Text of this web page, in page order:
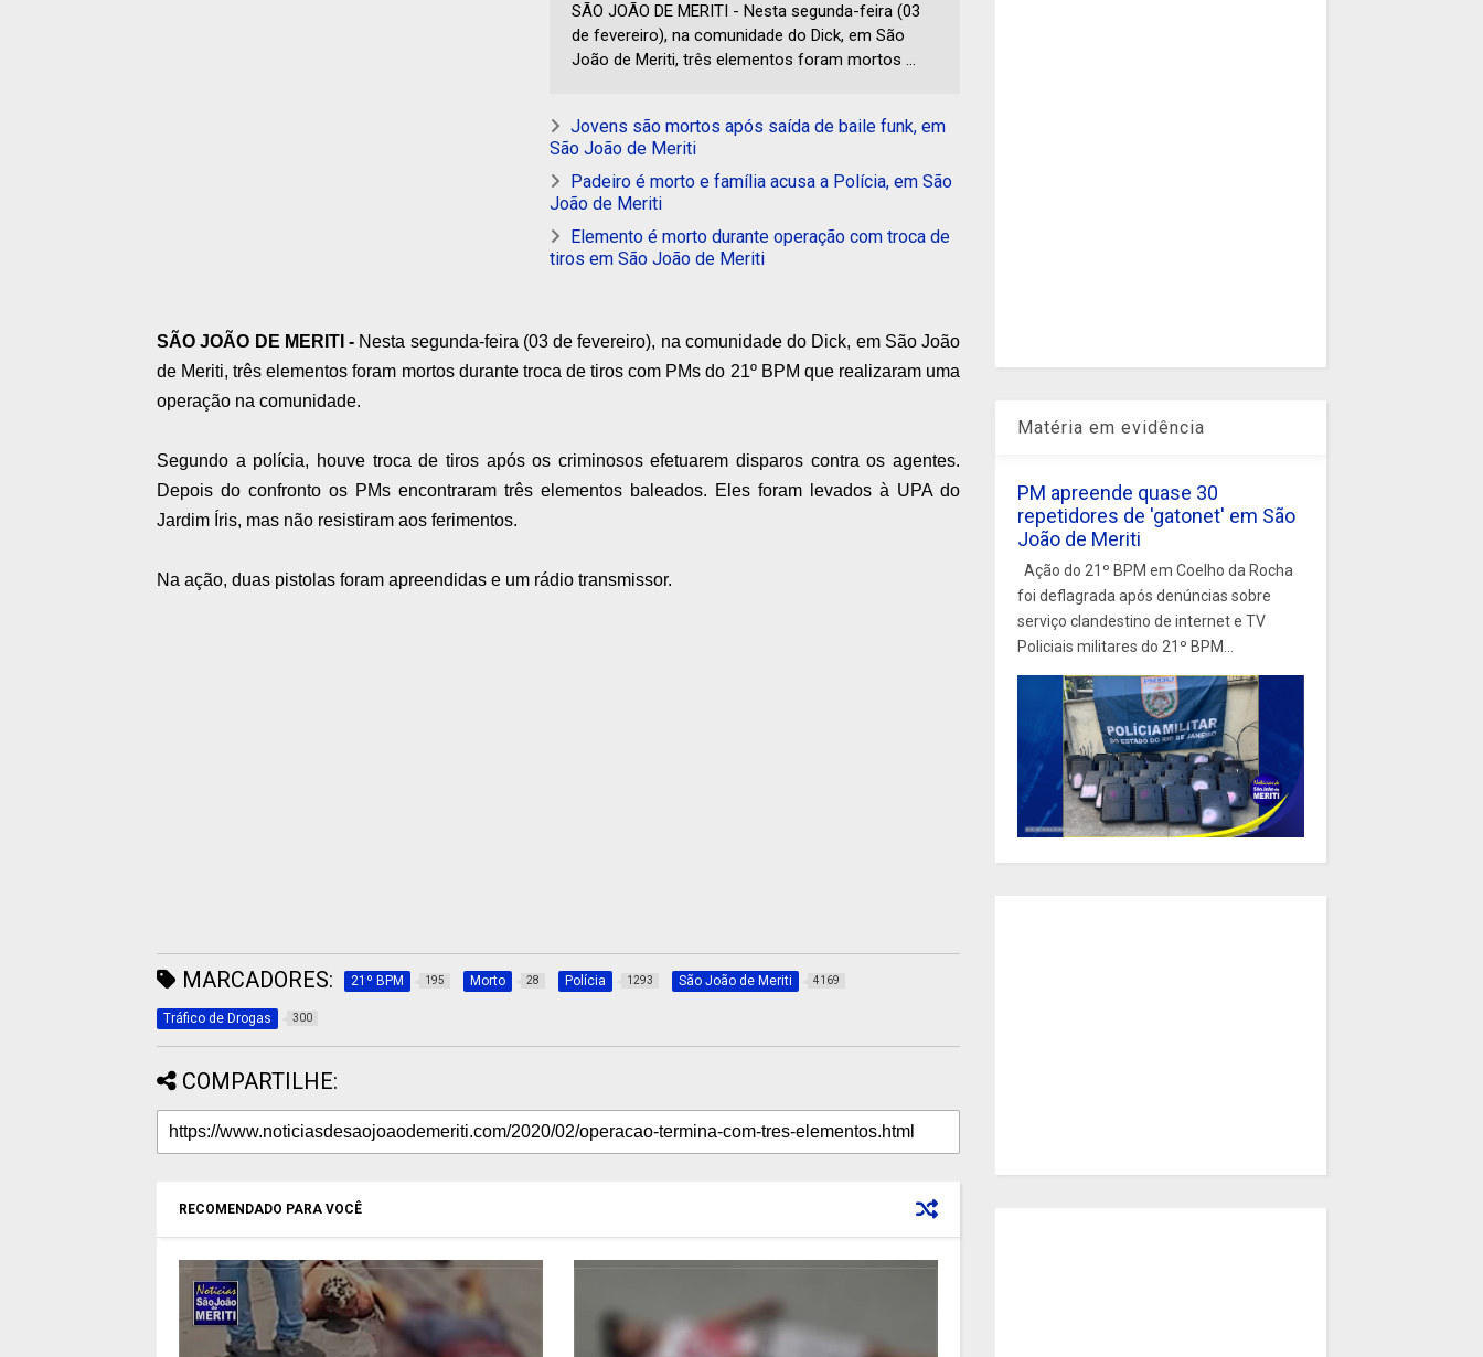
SÃO JOÃO DE MERITI - Nesta segunda-feira (03
de fevereiro), na comunidade do Dick, em São
João de Meriti, três elementos foram mortos ...
Jovens são mortos após saída de baile funk, em
São João de Meriti
Padeiro é morto e família acusa a Polícia, em São
João de Meriti
Elemento é morto durante operação com troca de
tiros em São João de Meriti
SÃO JOÃO DE MERITI - Nesta segunda-feira (03 de fevereiro), na comunidade do Dick, em São João
de Meriti, três elementos foram mortos durante troca de tiros com PMs do 21º BPM que realizaram uma
operação na comunidade.
Segundo a polícia, houve troca de tiros após os criminosos efetuarem disparos contra os agentes.
Depois do confronto os PMs encontraram três elementos baleados. Eles foram levados à UPA do
Jardim Íris, mas não resistiram aos ferimentos.
Na ação, duas pistolas foram apreendidas e um rádio transmissor.
MARCADORES: 21º BPM 195 Morto 28 Polícia 1293 São João de Meriti 4169
Tráfico de Drogas 300
COMPARTILHE:
RECOMENDADO PARA VOCÊ
Matéria em evidência
PM apreende quase 30
repetidores de 'gatonet' em São
João de Meriti
Ação do 21º BPM em Coelho da Rocha
foi deflagrada após denúncias sobre
serviço clandestino de internet e TV
Policiais militares do 21º BPM...